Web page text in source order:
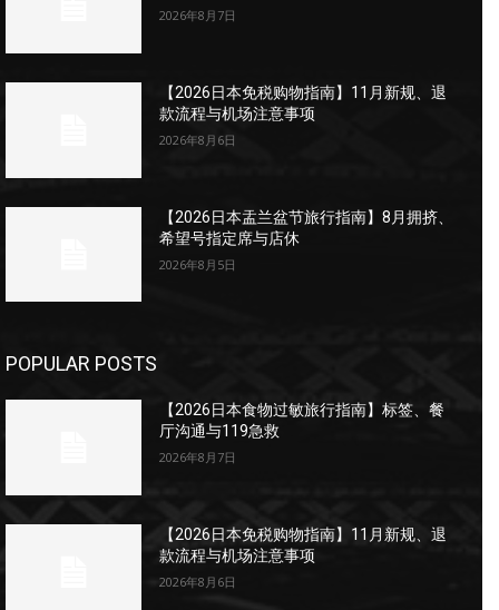
2026年8月7日
【2026日本免税购物指南】11月新规、退
款流程与机场注意事项
2026年8月6日
【2026日本盂兰盆节旅行指南】8月拥挤、
希望号指定席与店休
2026年8月5日
POPULAR POSTS
【2026日本食物过敏旅行指南】标签、餐
厅沟通与119急救
2026年8月7日
【2026日本免税购物指南】11月新规、退
款流程与机场注意事项
2026年8月6日